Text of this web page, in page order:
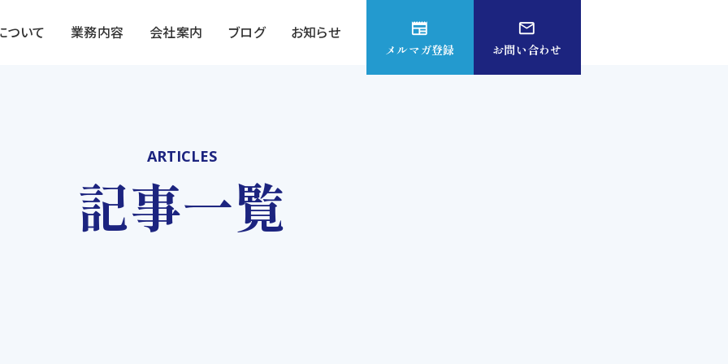
ついて 業務内容 会社案内 ブログ お知らせ newspaper
メルマガ登録
mail_outline
お問い合わせ
ARTICLES
記事一覧